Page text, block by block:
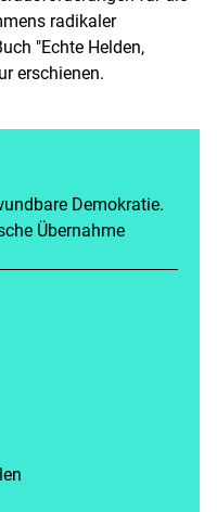
radikaler
"Echte Helden,
erschienen.
Demokratie.
Übernahme